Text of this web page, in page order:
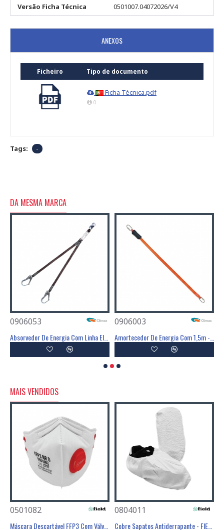
Versão Ficha Técnica
0501007.04072026/V4
ANEXOS
Ficheiro Tipo de documento
Ficha Técnica.pdf
0
Tags: -
DA MESMA MARCA
0906053 0906003
MAIS VENDIDOS
0501082 0804011